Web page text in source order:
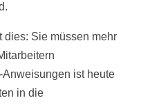
dies: Sie müssen mehr
Anweisungen ist heute
in die